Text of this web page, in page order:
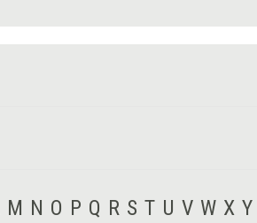
M N O P Q R S T U V W X Y